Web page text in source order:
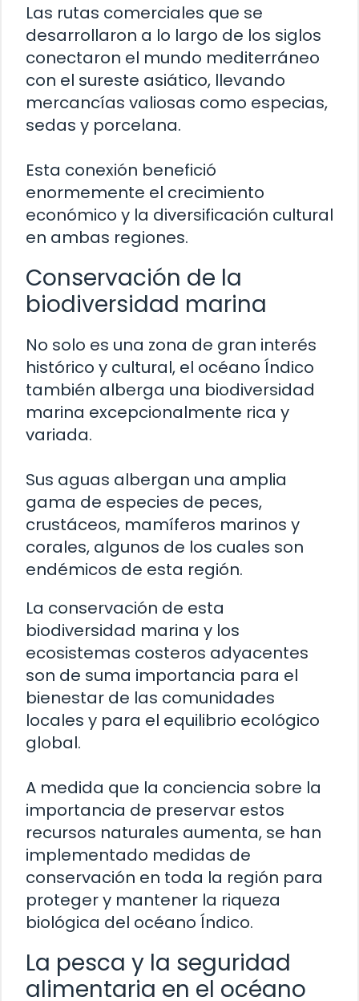
Las rutas comerciales que se
desarrollaron a lo largo de los siglos
conectaron el mundo mediterráneo
con el sureste asiático, llevando
mercancías valiosas como especias,
sedas y porcelana.
Esta conexión benefició
enormemente el crecimiento
económico y la diversificación cultural
en ambas regiones.
Conservación de la
biodiversidad marina
No solo es una zona de gran interés
histórico y cultural, el océano Índico
también alberga una biodiversidad
marina excepcionalmente rica y
variada.
Sus aguas albergan una amplia
gama de especies de peces,
crustáceos, mamíferos marinos y
corales, algunos de los cuales son
endémicos de esta región.
La conservación de esta
biodiversidad marina y los
ecosistemas costeros adyacentes
son de suma importancia para el
bienestar de las comunidades
locales y para el equilibrio ecológico
global.
A medida que la conciencia sobre la
importancia de preservar estos
recursos naturales aumenta, se han
implementado medidas de
conservación en toda la región para
proteger y mantener la riqueza
biológica del océano Índico.
La pesca y la seguridad
alimentaria en el océano